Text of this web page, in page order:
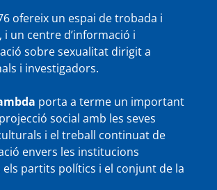
ofereix un espai de trobada i
i un centre d’informació i
sobre sexualitat dirigit a
i investigadors.
porta a terme un important
social amb les seves
i el treball continuat de
envers les institucions
els partits polítics i el conjunt de la